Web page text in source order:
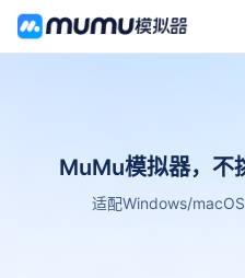
MuMu模拟器，不
适配Windows/